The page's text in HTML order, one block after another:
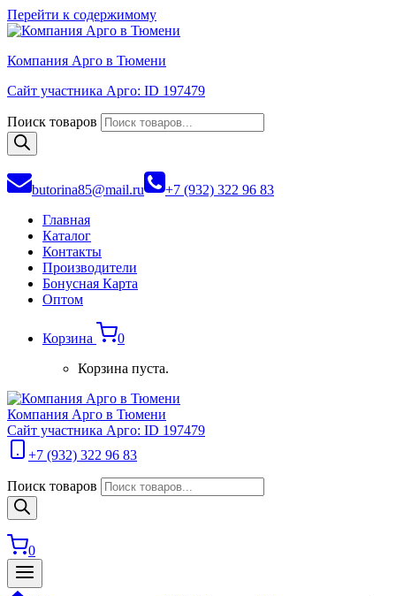
Перейти к содержимому
Компания Арго в Тюмени
Сайт участника Арго: ID 197479
Поиск товаров
butorina85@mail.ru
+7 (932) 322 96 83
Главная
Каталог
Контакты
Производители
Бонусная Карта
Оптом
Корзина
0
Корзина пуста.
Компания Арго в Тюмени
Сайт участника Арго: ID 197479
+7 (932) 322 96 83
Поиск товаров
0